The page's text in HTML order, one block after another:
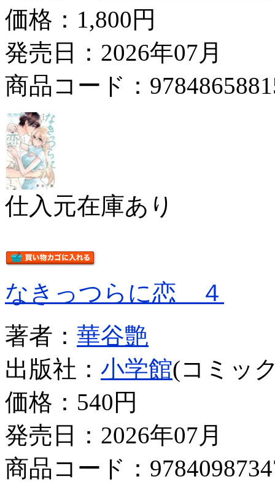
価格： 1,800円
発売日：2026年07月
商品コード：
仕入元在庫あり
なきっつらに恋 ４
著者： 華谷艶
出版社： 小学館(コミッ
価格： 540円
発売日：2026年07月
商品コード：